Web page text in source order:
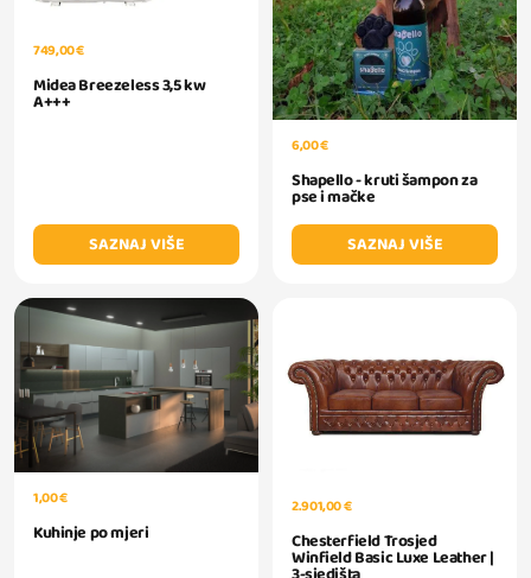
749,00 €
Midea Breezeless 3,5 kw
A+++
SAZNAJ VIŠE
6,00 €
Shapello - kruti šampon za
pse i mačke
SAZNAJ VIŠE
1,00 €
Kuhinje po mjeri
2.901,00 €
Chesterfield Trosjed
Winfield Basic Luxe Leather |